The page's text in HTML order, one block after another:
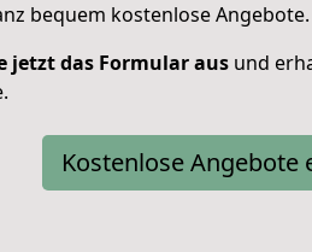
bequem kostenlose Angebote.
jetzt das Formular aus und
Kostenlose Angebote